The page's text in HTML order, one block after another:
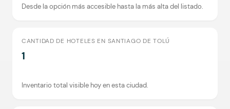
Desde la opción más accesible hasta la más alta del listado.
CANTIDAD DE HOTELES EN SANTIAGO DE TOLÚ
1
Inventario total visible hoy en esta ciudad.